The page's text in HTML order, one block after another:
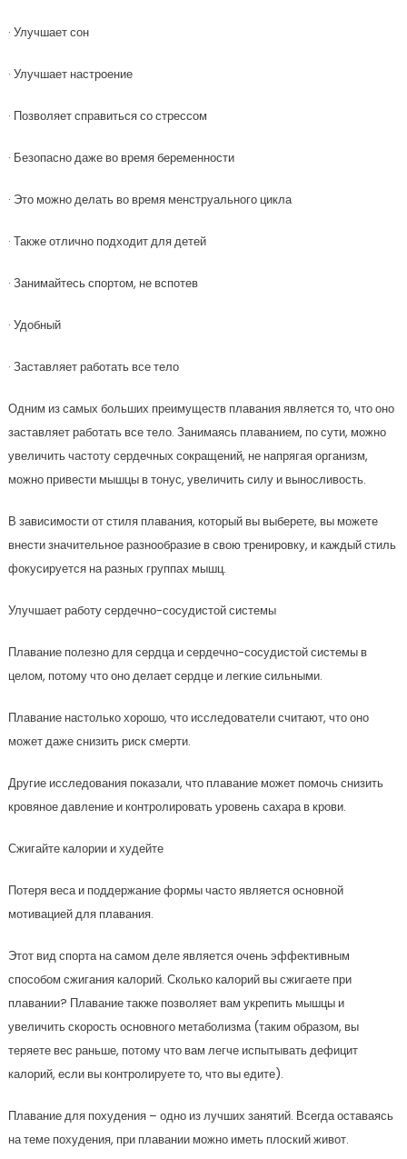
· Улучшает сон
· Улучшает настроение
· Позволяет справиться со стрессом
· Безопасно даже во время беременности
· Это можно делать во время менструального цикла
· Также отлично подходит для детей
· Занимайтесь спортом, не вспотев
· Удобный
· Заставляет работать все тело
Одним из самых больших преимуществ плавания является то, что оно
заставляет работать все тело. Занимаясь плаванием, по сути, можно
увеличить частоту сердечных сокращений, не напрягая организм,
можно привести мышцы в тонус, увеличить силу и выносливость.
В зависимости от стиля плавания, который вы выберете, вы можете
внести значительное разнообразие в свою тренировку, и каждый стиль
фокусируется на разных группах мышц.
Улучшает работу сердечно-сосудистой системы
Плавание полезно для сердца и сердечно-сосудистой системы в
целом, потому что оно делает сердце и легкие сильными.
Плавание настолько хорошо, что исследователи считают, что оно
может даже снизить риск смерти.
Другие исследования показали, что плавание может помочь снизить
кровяное давление и контролировать уровень сахара в крови.
Сжигайте калории и худейте
Потеря веса и поддержание формы часто является основной
мотивацией для плавания.
Этот вид спорта на самом деле является очень эффективным
способом сжигания калорий. Сколько калорий вы сжигаете при
плавании? Плавание также позволяет вам укрепить мышцы и
увеличить скорость основного метаболизма (таким образом, вы
теряете вес раньше, потому что вам легче испытывать дефицит
калорий, если вы контролируете то, что вы едите).
Плавание для похудения – одно из лучших занятий. Всегда оставаясь
на теме похудения, при плавании можно иметь плоский живот.